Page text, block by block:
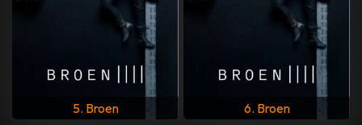
5. Broen 6. Broen